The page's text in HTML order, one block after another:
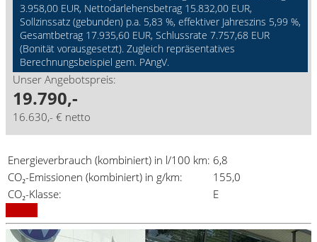
3.958,00 EUR, Nettodarlehensbetrag 15.832,00 EUR,
Sollzinssatz (gebunden) p.a. 5,83 %, effektiver Jahreszins 5,99 %,
Gesamtbetrag 17.935,60 EUR, Schlussrate 7.757,68 EUR
(Bonität vorausgesetzt). Zugleich repräsentatives
Berechnungsbeispiel gem. PAngV.
Unser Angebotspreis:
19.790,-
16.630,- € netto
Energieverbrauch (kombiniert) in l/100 km: 6,8
CO₂-Emissionen (kombiniert) in g/km:
155,0
CO₂-Klasse:
E